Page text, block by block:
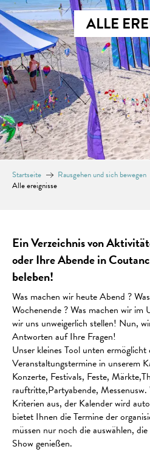
ALLE
Startseite Rausgehen und sich bewegen
Alle ereignisse
Ein Verzeichnis von
oder Ihre Abende in
beleben!
Was machen wir heute Abend ?
Wochenende ? Was machen wir im
wir uns unweigerlich stellen! Nun,
Antworten auf Ihre Fragen!
Unser kleines Tool unten ermöglicht
Veranstaltungstermine in unserem
Konzerte, Festivals, Feste,
rauftritte,Partyabende,
Kriterien aus, der Kalender wird
bietet Ihnen die Termine der
müssen nur noch die auswählen,
Show genießen.